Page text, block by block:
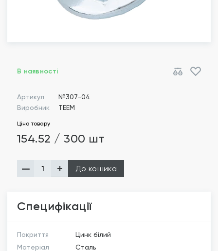
Специфікації
Покриття
Цинк білий
Матеріал
Сталь
В наявності
Артикул
№307-04
Виробник
TEEM
Ціна товару
154.52 / 300 шт
До кошика